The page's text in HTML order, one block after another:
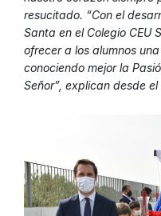
resucitado. “Con el
Santa en el Colegio CEU
ofrecer a los alumnos
conociendo mejor la
Señor”, explican desde el